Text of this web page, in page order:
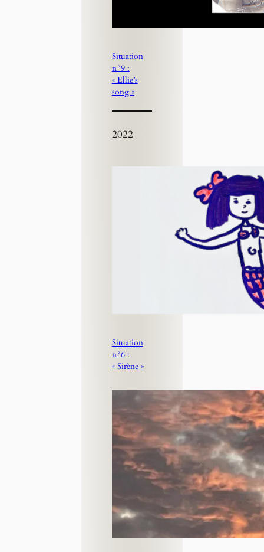
Situation
n°9 :
« Ellie’s
song »
2022
Situation
n°6 :
« Sirène »